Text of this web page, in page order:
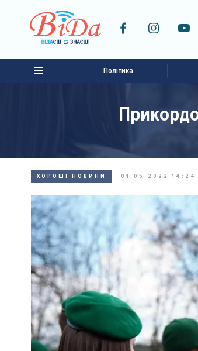
Політика
ХОРОШІ НОВИНИ 01.05.2022 14:24